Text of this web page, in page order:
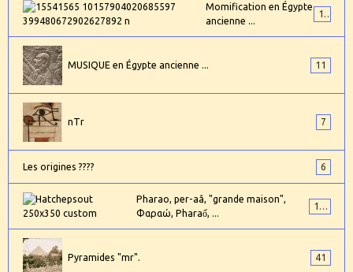
Momification en Égypte
ancienne ...
17
MUSIQUE en Égypte ancienne ... 11
nTr 7
Les origines ???? 6
Pharao, per-aâ, "grande maison",
Φαραώ, Pharaố, ...
101
Pyramides "mr". 41